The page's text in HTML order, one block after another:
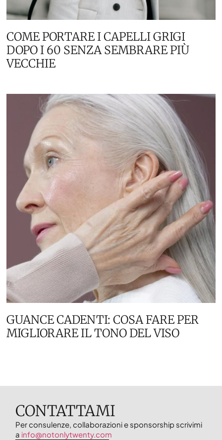
COME PORTARE I CAPELLI GRIGI
DOPO I 60 SENZA SEMBRARE PIÙ
VECCHIE
GUANCE CADENTI: COSA FARE PER
MIGLIORARE IL TONO DEL VISO
CONTATTAMI
Per consulenze, collaborazioni e sponsorship scrivimi
a info@notonlytwenty.com